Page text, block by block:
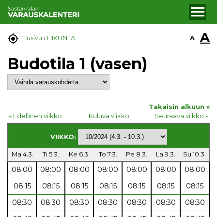
 Etusivu › LIIKUNTA A A
Budotila 1 (vasen)
Takaisin alkuun »
« Edellinen viikko
Kuluva viikko Seuraava viikko »
VIIKKO:
Ma 4.3. Ti 5.3. Ke 6.3. To 7.3. Pe 8.3. La 9.3. Su 10.3.
08:00 08:00 08:00 08:00 08:00 08:00
08:00
08:15
08:15 08:15 08:15 08:15 08:15
08:15
08:30
08:30 08:30 08:30 08:30 08:30
08:30